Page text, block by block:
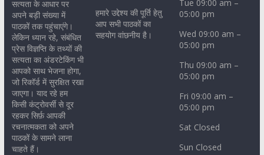
सत्यता के आधार पर
अपने बड़ी संख्या में
पाठकों तक पहुंचाएंगे।
लेकिन ध्यान रहे, संबंधित
प्रेस विज्ञप्ति के तथ्यों की
सत्यता का अंडरटेकिंग भी
आपको साथ भेजना होगा,
जो रिकॉर्ड में सुरक्षित रखा
जाएगा। याद रहे हम
किसी कंट्रोवर्सी से दूर
रहकर सिर्फ़ आपकी
रचनात्मकता को अपने
पाठकों के सामने लाना
चाहते हैं।
हमारे उद्देश्य की पूर्ति हेतु
आप सभी पाठकों का
सहयोग वांछनीय है।
Tue 09:00 am –
05:00 pm
Wed 09:00 am –
05:00 pm
Thu 09:00 am –
05:00 pm
Fri 09:00 am –
05:00 pm
Sat Closed
Sun Closed